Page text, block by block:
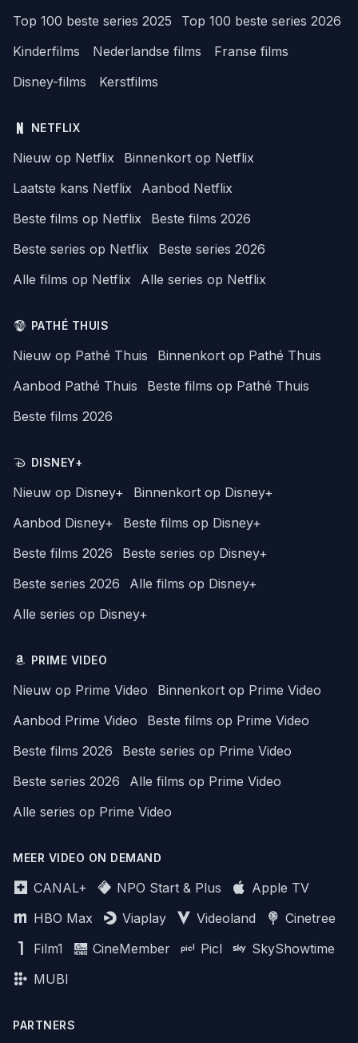
Top 100 beste series 2025
Top 100 beste series 2026
Kinderfilms
Nederlandse films
Franse films
Disney-films
Kerstfilms
NETFLIX
Nieuw op Netflix
Binnenkort op Netflix
Laatste kans Netflix
Aanbod Netflix
Beste films op Netflix
Beste films 2026
Beste series op Netflix
Beste series 2026
Alle films op Netflix
Alle series op Netflix
PATHÉ THUIS
Nieuw op Pathé Thuis
Binnenkort op Pathé Thuis
Aanbod Pathé Thuis
Beste films op Pathé Thuis
Beste films 2026
DISNEY+
Nieuw op Disney+
Binnenkort op Disney+
Aanbod Disney+
Beste films op Disney+
Beste films 2026
Beste series op Disney+
Beste series 2026
Alle films op Disney+
Alle series op Disney+
PRIME VIDEO
Nieuw op Prime Video
Binnenkort op Prime Video
Aanbod Prime Video
Beste films op Prime Video
Beste films 2026
Beste series op Prime Video
Beste series 2026
Alle films op Prime Video
Alle series op Prime Video
MEER VIDEO ON DEMAND
CANAL+ NPO Start & Plus
Apple TV
HBO Max
Viaplay Videoland
Cinetree
Film1
CineMember Picl
SkyShowtime
MUBI
PARTNERS